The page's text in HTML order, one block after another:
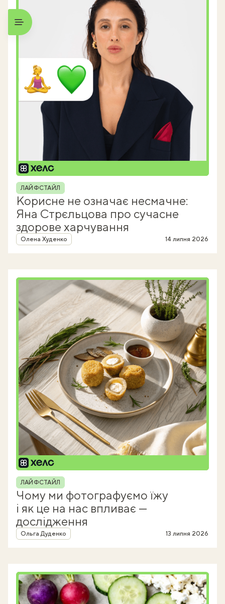
Рубрика
ЛАЙФСТАЙЛ
Корисне не означає несмачне:
Яна Стрєльцова про сучасне
здорове харчування
Автор
Олена Худенко 14 липня 2026
Рубрика
ЛАЙФСТАЙЛ
Чому ми фотографуємо їжу
і як це на нас впливає —
дослідження
Автор
Ольга Дуденко 13 липня 2026